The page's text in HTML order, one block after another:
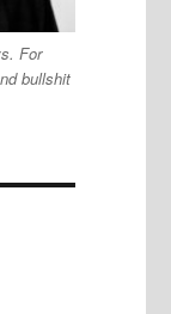
For
bullshit